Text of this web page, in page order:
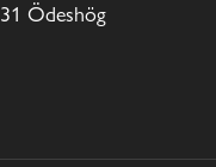
Ödeshög